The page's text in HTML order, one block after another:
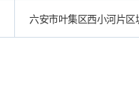
六安市叶集区西小河片区